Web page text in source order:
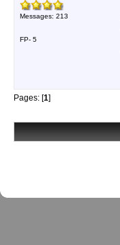
Messages: 213
FP- 5
Pages: [1]